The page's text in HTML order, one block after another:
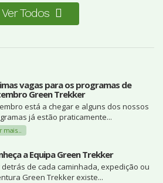
Ver Todos
vagas para os programas de
Green Trekker
está a chegar e alguns dos nossos
já estão praticamente...
mais...
a Equipa Green Trekker
detrás de cada caminhada, expedição ou
Green Trekker existe...